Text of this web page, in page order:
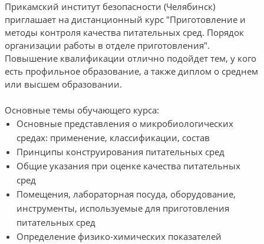
Прикамский институт безопасности (Челябинск)
приглашает на дистанционный курс "Приготовление и
методы контроля качества питательных сред. Порядок
организации работы в отделе приготовления".
Повышение квалификации отлично подойдет тем, у кого
есть профильное образование, а также диплом о среднем
или высшем образовании.
Основные темы обучающего курса:
Основные представления о микробиологических
средах: применение, классификации, состав
Принципы конструирования питательных сред
Общие указания при оценке качества питательных
сред
Помещения, лабораторная посуда, оборудование,
инструменты, используемые для приготовления
питательных сред
Определение физико-химических показателей